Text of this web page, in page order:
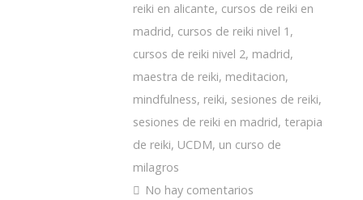
reiki en alicante, cursos de reiki en
madrid, cursos de reiki nivel 1 ,
cursos de reiki nivel 2, madrid,
maestra de reiki, meditacion,
mindfulness, reiki, sesiones de reiki,
sesiones de reiki en madrid, terapia
de reiki, UCDM, un curso de
milagros
No hay comentarios